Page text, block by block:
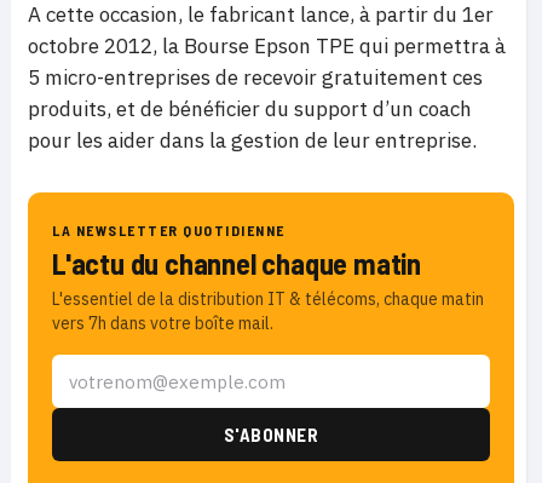
A cette occasion, le fabricant lance, à partir du 1er
octobre 2012, la Bourse Epson TPE qui permettra à
5 micro-entreprises de recevoir gratuitement ces
produits, et de bénéficier du support d’un coach
pour les aider dans la gestion de leur entreprise.
LA NEWSLETTER QUOTIDIENNE
L'actu du channel chaque matin
L'essentiel de la distribution IT & télécoms, chaque matin
vers 7h dans votre boîte mail.